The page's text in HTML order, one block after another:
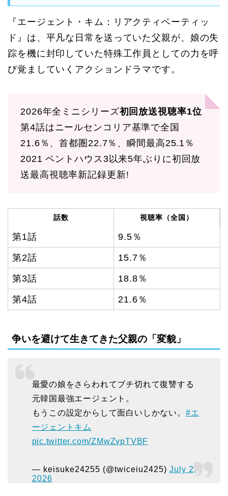
『エージェント・キム：リアクティベーティッ
ド』は、平凡な日常を送っていた父親が、娘の失
踪を機に封印していた特殊工作員としての力を呼
び覚ましていくアクションドラマです。
2026年全ミニシリーズ初回放送視聴率1位
第4話はニールセンコリア基準で全国
21.6％、首都圏22.7％、瞬間最高25.1％
2021 ペントハウス3以来5年ぶりに初回放
送最高視聴率新記録更新!
話数 視聴率（全国）
第1話 9.5％
第2話 15.7％
第3話 18.8％
第4話 21.6％
争いを避けて生きてきた父親の「変貌」
最愛の娘をさらわれてブチ切れて復讐する
元韓国最強エージェント。
もうこの設定からして面白いしかない。 #エ
ージェントキム
pic.twitter.com/ZMwZvpTVBF
— keisuke24255 (@twiceiu2425) July 2,
2026